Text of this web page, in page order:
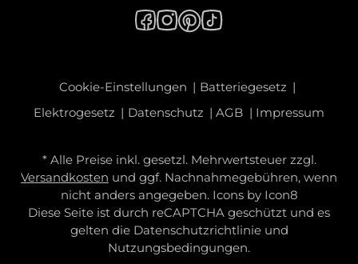
Cookie-Einstellungen
Batteriegesetz
Elektrogesetz
Datenschutz AGB Impressum
* Alle Preise inkl. gesetzl. Mehrwertsteuer zzgl.
Versandkosten und ggf. Nachnahmegebühren, wenn
nicht anders angegeben. Icons by Icon8
Diese Seite ist durch reCAPTCHA geschützt und es
gelten die Datenschutzrichtlinieund
Nutzungsbedingungen.